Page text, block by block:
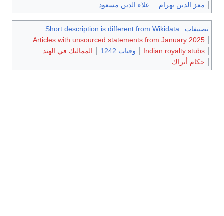
معز الدين بهرام
علاء الدين مسعود
تصنيفات:
Short description is different from Wikidata
Articles with unsourced statements from January 2025
Indian royalty stubs
وفيات 1242
المماليك في الهند
حكام أتراك